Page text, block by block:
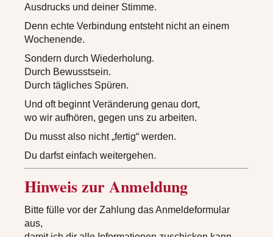
Ausdrucks und deiner Stimme.
Denn echte Verbindung entsteht nicht an einem
Wochenende.
Sondern durch Wiederholung.
Durch Bewusstsein.
Durch tägliches Spüren.
Und oft beginnt Veränderung genau dort,
wo wir aufhören, gegen uns zu arbeiten.
Du musst also nicht „fertig“ werden.
Du darfst einfach weitergehen.
Hinweis zurAnmeldung
Bitte fülle vor der Zahlung das Anmeldeformular
aus,